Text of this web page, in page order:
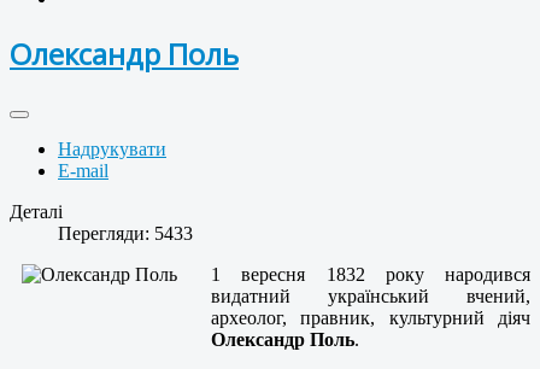
Олександр Поль
Надрукувати
E-mail
Деталі
Перегляди: 5433
1 вересня 1832 року народився
видатний український вчений,
археолог, правник, культурний діяч
Олександр Поль.